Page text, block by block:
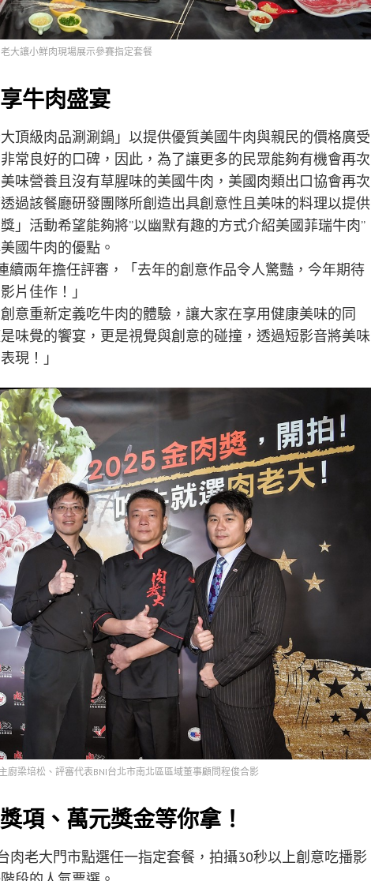
大讓小鮮肉現場展示參賽指定套餐
牛肉盛宴
頂級肉品涮涮鍋」以提供優質美國牛肉與親民的價格廣受
常良好的口碑，因此，為了讓更多的民眾能夠有機會再次
味營養且沒有草腥味的美國牛肉，美國肉類出口協會再次
過該餐廳研發團隊所創造出具創意性且美味的料理以提供
」活動希望能夠將”以幽默有趣的方式介紹美國菲瑞牛肉”
國牛肉的優點。
續兩年擔任評審，「去年的創意作品令人驚豔，今年期待
片佳作！」
意重新定義吃牛肉的體驗，讓大家在享用健康美味的同
味覺的饗宴，更是視覺與創意的碰撞，透過短影音將美味
現！」
廚梁培松、評審代表BNI台北市南北區區域董事顧問程俊合影
項、萬元獎金等你拿！
肉老大門市點選任一指定套餐，拍攝30秒以上創意吃播影